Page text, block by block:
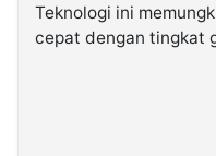
Teknologi ini
cepat dengan tingkat